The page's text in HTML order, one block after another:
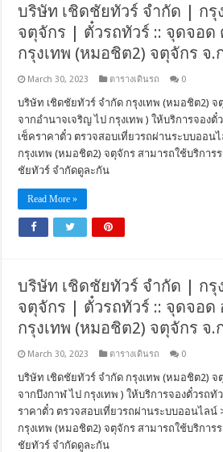
บริษัท เชิดชัยทัวร์ จำกัด | กรุ
จตุจักร | ตั๋วรถทัวร์ :: จุดจอด
กรุงเทพ (หมอชิต2) จตุจักร จ.
March 30, 2023 ตารางเดินรถ 0
บริษัท เชิดชัยทัวร์ จำกัด กรุงเทพ (หมอชิต2) จ
จากอำนาจเจริญ ไป กรุงเทพ ) ให้บริการจองตั๋
เช็คราคาตั๋ว ตรวจสอบเที่ยวรถผ่านระบบออนไ
กรุงเทพ (หมอชิต2) จตุจักร สามารถใช้บริการ
ชัยทัวร์ จำกัดดูละกัน
Read More »
บริษัท เชิดชัยทัวร์ จำกัด | กรุ
จตุจักร | ตั๋วรถทัวร์ :: จุดจอด
กรุงเทพ (หมอชิต2) จตุจักร จ.
March 30, 2023 ตารางเดินรถ 0
บริษัท เชิดชัยทัวร์ จำกัด กรุงเทพ (หมอชิต2) จ
จากบึงกาฬ ไป กรุงเทพ ) ให้บริการจองตั๋วรถทั
ราคาตั๋ว ตรวจสอบเที่ยวรถผ่านระบบออนไลน์
กรุงเทพ (หมอชิต2) จตุจักร สามารถใช้บริการ
ชัยทัวร์ จำกัดดูละกัน